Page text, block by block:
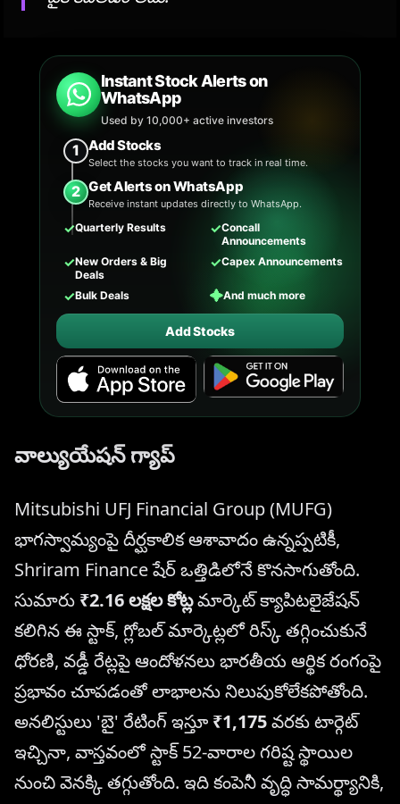
Instant Stock Alerts on
WhatsApp
Used by 10,000+ active investors
1 Add Stocks
Select the stocks you want to track in real time.
2 Get Alerts on WhatsApp
Receive instant updates directly to WhatsApp.
✓Quarterly Results ✓Concall
Announcements
✓New Orders & Big
Deals
✓Capex Announcements
✓Bulk Deals ✦And much more
Add Stocks
వాల్యుయేషన్ గ్యాప్
Mitsubishi UFJ Financial Group (MUFG)
భాగస్వామ్యంపై దీర్ఘకాలిక ఆశావాదం ఉన్నప్పటికీ,
Shriram Finance షేర్ ఒత్తిడిలోనే కొనసాగుతోంది.
సుమారు ₹2.16 లక్షల కోట్లమార్కెట్ క్యాపిటలైజేషన్
కలిగిన ఈ స్టాక్, గ్లోబల్ మార్కెట్లలో రిస్క్ తగ్గించుకునే
ధోరణి, వడ్డీ రేట్లపై ఆందోళనలు భారతీయ ఆర్థిక రంగంపై
ప్రభావం చూపడంతో లాభాలను నిలుపుకోలేకపోతోంది.
అనలిస్టులు 'బై' రేటింగ్ ఇస్తూ ₹1,175వరకు టార్గెట్
ఇచ్చినా, వాస్తవంలో స్టాక్ 52-వారాల గరిష్ట స్థాయిల
నుంచి వెనక్కి తగ్గుతోంది. ఇది కంపెనీ వృద్ధి సామర్థ్యానికి,